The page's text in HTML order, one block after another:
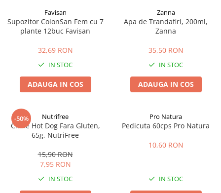
Favisan
Supozitor ColonSan Fem cu 7
plante 12buc Favisan
32,69 RON
IN STOC
ADAUGA IN COS
Zanna
Apa de Trandafiri, 200ml,
Zanna
35,50 RON
IN STOC
ADAUGA IN COS
-50% Nutrifree
Chifle Hot Dog Fara Gluten,
65g, NutriFree
15,90 RON
7,95 RON
IN STOC
Pro Natura
Pedicuta 60cps Pro Natura
10,60 RON
IN STOC